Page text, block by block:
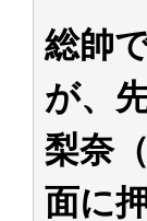
総帥
が、
梨奈
面に